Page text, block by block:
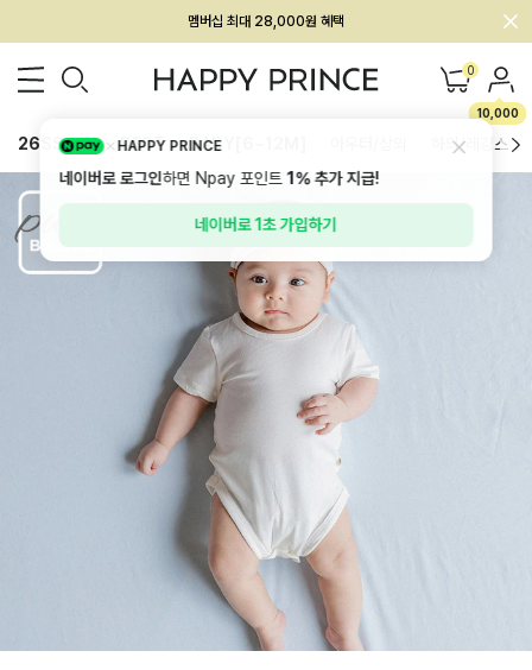
회원전용 아울렛, 가입하면 ~60% 할인!
멤버십 최대 28,000원 혜택 0
10,000
26SS 신상 BEST BABY[6~12M] 하의/레깅스
HAPPY PRINCE
네이버로 로그인하면 Npay 포인트1%추가 지급!
네이버로 1초 가입하기